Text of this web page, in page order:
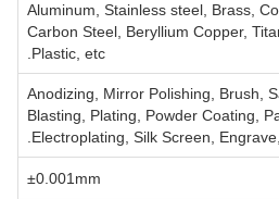
Aluminum, Stainless steel, Brass,
Carbon Steel, Beryllium Copper,
Plastic, etc.
Anodizing, Mirror Polishing, Brush,
Blasting, Plating, Powder Coating,
Electroplating, Silk Screen,
±0.001mm